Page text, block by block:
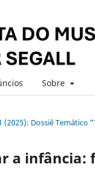
Sobre
(2025): Dossiê
a infância: